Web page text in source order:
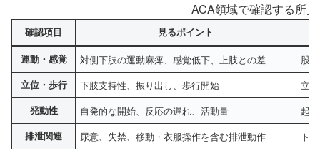
ACA領域で確認する所見
確認項目 見るポイント
運動・感覚 対側下肢の運動麻痺、感覚低下、上肢との差 股
立位・歩行 下肢支持性、振り出し、歩行開始 立
発動性 自発的な開始、反応の遅れ、活動量 起
排泄関連 尿意、失禁、移動・衣服操作を含む排泄動作 ト